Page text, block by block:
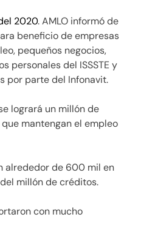
2020. AMLO informó de
beneficio de empresas
pequeños negocios,
personales del ISSSTE y
por parte del Infonavit.
logrará un millón de
mantengan el empleo
alrededor de 600 mil en
millón de créditos.
con mucho